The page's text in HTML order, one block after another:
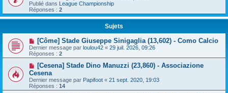
Publié dans League Championship
Réponses : 2
Sujets
[Côme] Stade Giuseppe Sinigaglia (13,602) - Como Calcio
Dernier message par loulou42 « 29 juil. 2026, 09:26
Réponses : 2
[Cesena] Stade Dino Manuzzi (23,860) - Associazione
Cesena
Dernier message par Papifoot « 21 sept. 2020, 19:03
Réponses : 14